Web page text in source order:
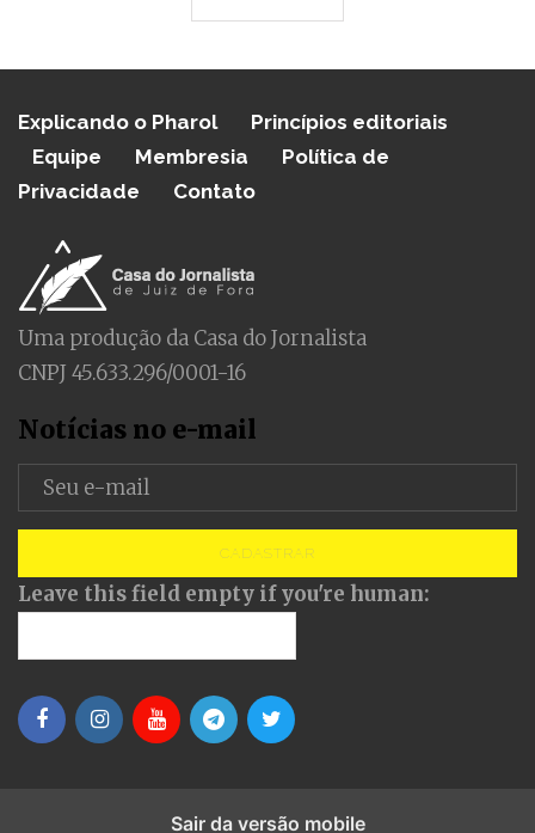
Explicando o Pharol
Princípios editoriais
Equipe
Membresia
Política de
Privacidade
Contato
Uma produção da Casa do Jornalista
CNPJ 45.633.296/0001-16
Notícias no e-mail
CADASTRAR
Leave this field empty if you're human:
Sair da versão mobile